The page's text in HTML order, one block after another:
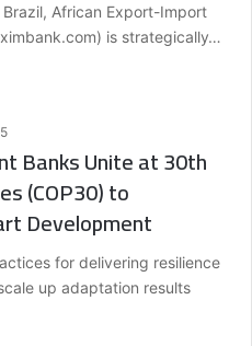
African Export-Import
is strategically…
Banks Unite at 30th
(COP30) to
Development
for delivering resilience
up adaptation results